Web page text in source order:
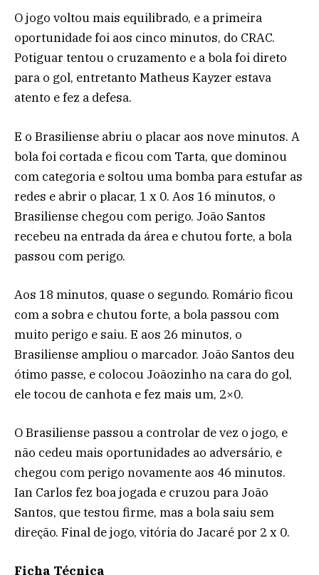
O jogo voltou mais equilibrado, e a primeira
oportunidade foi aos cinco minutos, do CRAC.
Potiguar tentou o cruzamento e a bola foi direto
para o gol, entretanto Matheus Kayzer estava
atento e fez a defesa.
E o Brasiliense abriu o placar aos nove minutos. A
bola foi cortada e ficou com Tarta, que dominou
com categoria e soltou uma bomba para estufar as
redes e abrir o placar, 1 x 0. Aos 16 minutos, o
Brasiliense chegou com perigo. João Santos
recebeu na entrada da área e chutou forte, a bola
passou com perigo.
Aos 18 minutos, quase o segundo. Romário ficou
com a sobra e chutou forte, a bola passou com
muito perigo e saiu. E aos 26 minutos, o
Brasiliense ampliou o marcador. João Santos deu
ótimo passe, e colocou Joãozinho na cara do gol,
ele tocou de canhota e fez mais um, 2×0.
O Brasiliense passou a controlar de vez o jogo, e
não cedeu mais oportunidades ao adversário, e
chegou com perigo novamente aos 46 minutos.
Ian Carlos fez boa jogada e cruzou para João
Santos, que testou firme, mas a bola saiu sem
direção. Final de jogo, vitória do Jacaré por 2 x 0.
Ficha Técnica